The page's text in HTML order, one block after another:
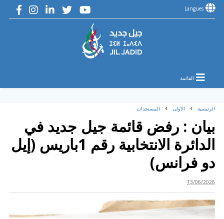
Langues
القائمة
الرئيسية الأولى المستجدات
بيان : رفض قائمة جيل جديد في
الدائرة الانتخابية رقم 1باريس (إيل
دو فرانس)
13/06/2026